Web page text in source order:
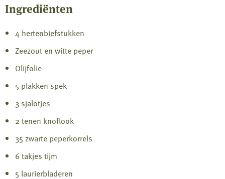
Ingrediënten
4 hertenbiefstukken
Zeezout en witte peper
Olijfolie
5 plakken spek
3 sjalotjes
2 tenen knoflook
35 zwarte peperkorrels
6 takjes tijm
5 laurierbladeren